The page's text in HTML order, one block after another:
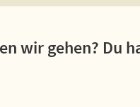
wir gehen? Du